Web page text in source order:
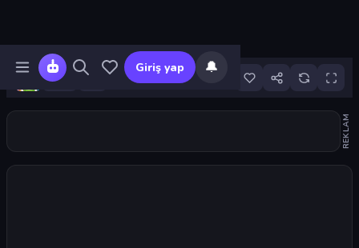
Giriş yap 🔔
7
REKLAM